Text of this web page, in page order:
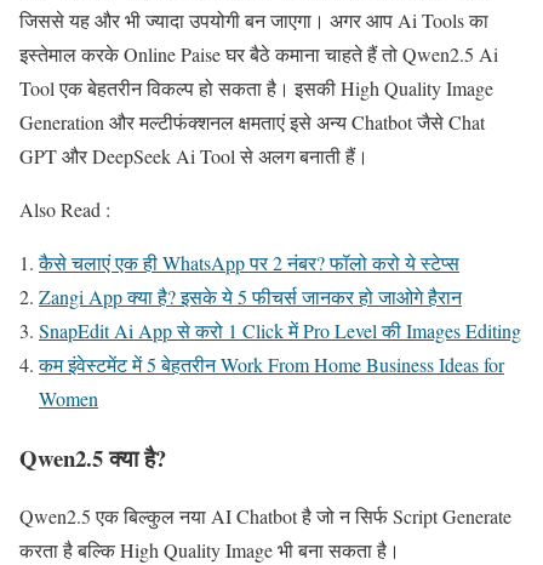
जिससे यह और भी ज्यादा उपयोगी बन जाएगा। अगर आप Ai Tools का
इस्तेमाल करके Online Paise घर बैठे कमाना चाहते हैं तो Qwen2.5 Ai
Tool एक बेहतरीन विकल्प हो सकता है। इसकी High Quality Image
Generation और मल्टीफंक्शनल क्षमताएं इसे अन्य Chatbot जैसे Chat
GPT और DeepSeek Ai Tool से अलग बनाती हैं।
Also Read :
कैसे चलाएं एक ही WhatsApp पर 2 नंबर? फॉलो करो ये स्टेप्स
Zangi App क्या है? इसके ये 5 फीचर्स जानकर हो जाओगे हैरान
SnapEdit Ai App से करो 1 Click में Pro Level की Images Editing
कम इंवेस्टमेंट में 5 बेहतरीन Work From Home Business Ideas for
Women
Qwen2.5 क्या है?
Qwen2.5 एक बिल्कुल नया AI Chatbot है जो न सिर्फ Script Generate
करता है बल्कि High Quality Image भी बना सकता है।